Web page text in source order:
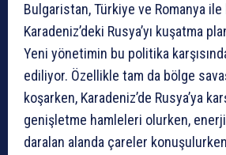
Bulgaristan, Türkiye ve Romanya ile
Karadeniz’deki Rusya’yı kuşatma
Yeni yönetimin bu politika
ediliyor. Özellikle tam da bölge
koşarken, Karadeniz’de Rusya’ya
genişletme hamleleri olurken,
daralan alanda çareler